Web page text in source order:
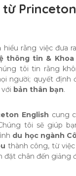
hiểu rằng việc đưa
thông tin &
tôi tin rằng
người; quyết định
bản thân bạn.
English cung
tôi sẽ giúp
du học ngành
thành công, từ
đặt chân đến giảng